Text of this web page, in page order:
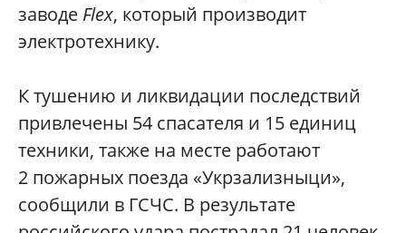
заводе Flex, который производит
электротехнику.
К тушению и ликвидации последствий
привлечены 54 спасателя и 15 единиц
техники, также на месте работают
2 пожарных поезда «Укрзализныци»,
сообщили в ГСЧС. В результате